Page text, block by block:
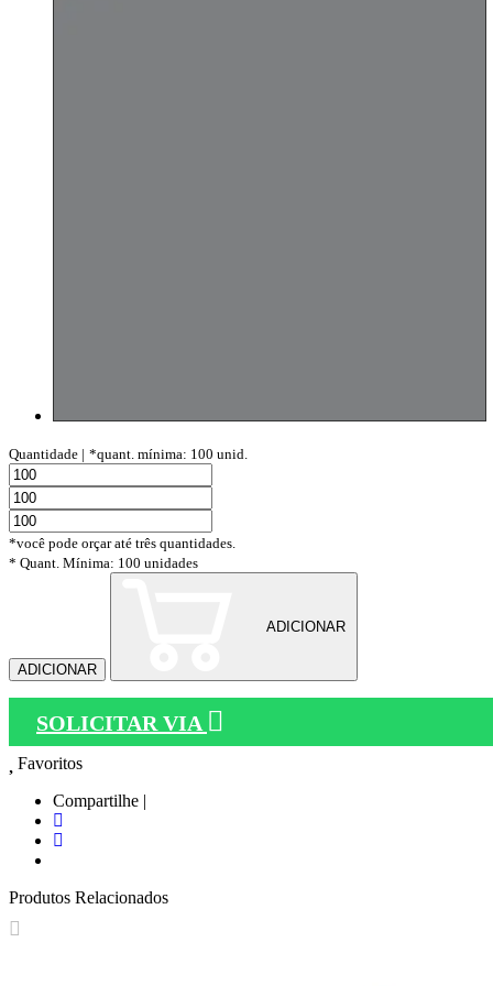
Quantidade | *quant. mínima: 100 unid.
*você pode orçar até três quantidades.
* Quant. Mínima: 100 unidades
ADICIONAR
ADICIONAR
SOLICITAR VIA
Favoritos
Compartilhe |
Produtos Relacionados